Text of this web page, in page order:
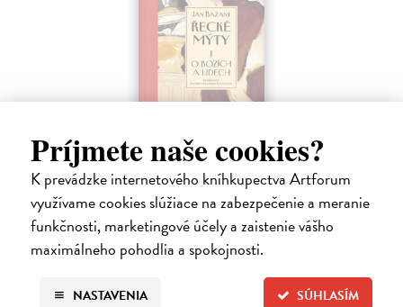
Príjmete naše cookies?
K prevádzke internetového kníhkupectva Artforum
využívame cookies slúžiace na zabezpečenie a meranie
funkčnosti, marketingové účely a zaistenie vášho
maximálneho pohodlia a spokojnosti.
SÚHLASÍM
NASTAVENIA
Řecké mýty I.
Bažant Jan| Elektronická kniha
Řecké mýty spoluvytvářely západní kulturu a dodnes ovlivňují způsob,
jak myslíme. Běžně říkáme, že někdo má oidipovský komplex,
narcistickou poruchu nebo otevřel Pandóřinu skříňku.
Na stiahnutie akoEPUB,MOBIaPDF
15,47 €